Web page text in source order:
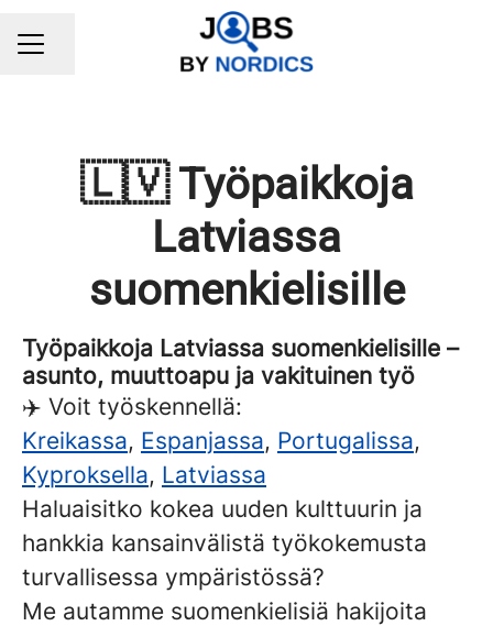
CAREER MENU
Share page
🇱🇻 Työpaikkoja
Latviassa
suomenkielisille
Työpaikkoja Latviassa suomenkielisille –
asunto, muuttoapu ja vakituinen työ
✈️ Voit työskennellä:
Kreikassa, Espanjassa, Portugalissa,
Kyproksella, Latviassa
Haluaisitko kokea uuden kulttuurin ja
hankkia kansainvälistä työkokemusta
turvallisessa ympäristössä?
Me autamme suomenkielisiä hakijoita